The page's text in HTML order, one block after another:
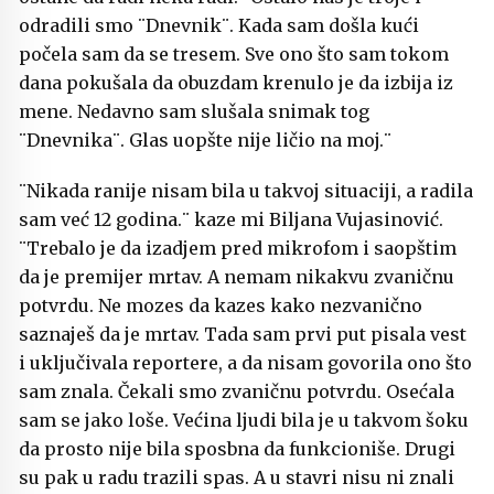
odradili smo ¨Dnevnik¨. Kada sam došla kući
počela sam da se tresem. Sve ono što sam tokom
dana pokušala da obuzdam krenulo je da izbija iz
mene. Nedavno sam slušala snimak tog
¨Dnevnika¨. Glas uopšte nije ličio na moj.¨
¨Nikada ranije nisam bila u takvoj situaciji, a radila
sam već 12 godina.¨ kaze mi Biljana Vujasinović.
¨Trebalo je da izadjem pred mikrofom i saopštim
da je premijer mrtav. A nemam nikakvu zvaničnu
potvrdu. Ne mozes da kazes kako nezvanično
saznaješ da je mrtav. Tada sam prvi put pisala vest
i uključivala reportere, a da nisam govorila ono što
sam znala. Čekali smo zvaničnu potvrdu. Osećala
sam se jako loše. Većina ljudi bila je u takvom šoku
da prosto nije bila sposbna da funkcioniše. Drugi
su pak u radu trazili spas. A u stavri nisu ni znali